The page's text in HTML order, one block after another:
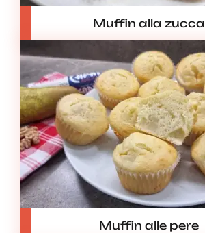
Muffin alla zucca
Muffin alle pere